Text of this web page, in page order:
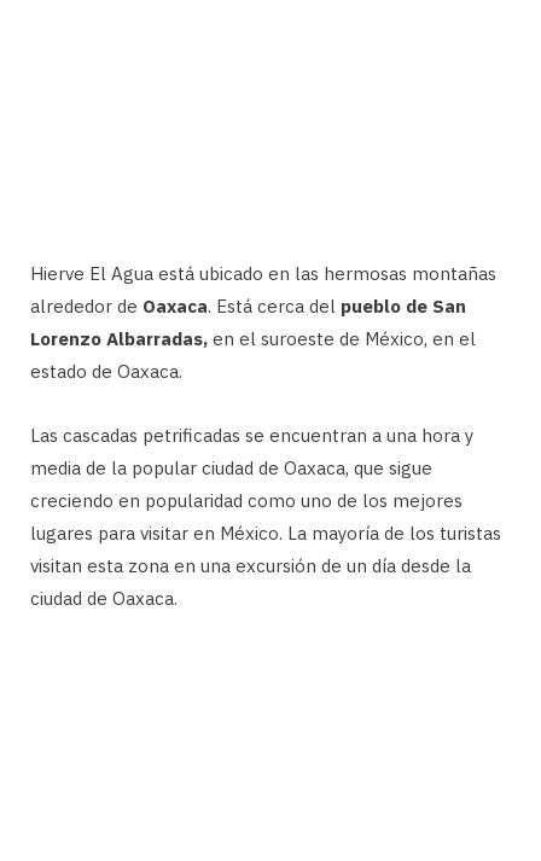
Hierve El Agua está ubicado en las hermosas montañas
alrededor de Oaxaca. Está cerca del pueblo de San
Lorenzo Albarradas, en el suroeste de México, en el
estado de Oaxaca.
Las cascadas petrificadas se encuentran a una hora y
media de la popular ciudad de Oaxaca, que sigue
creciendo en popularidad como uno de los mejores
lugares para visitar en México. La mayoría de los turistas
visitan esta zona en una excursión de un día desde la
ciudad de Oaxaca.